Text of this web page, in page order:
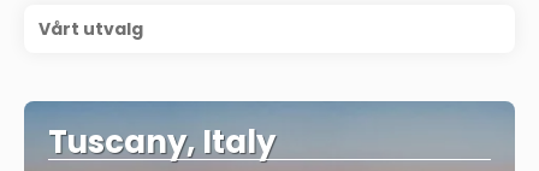
Vårt utvalg
Tuscany, Italy